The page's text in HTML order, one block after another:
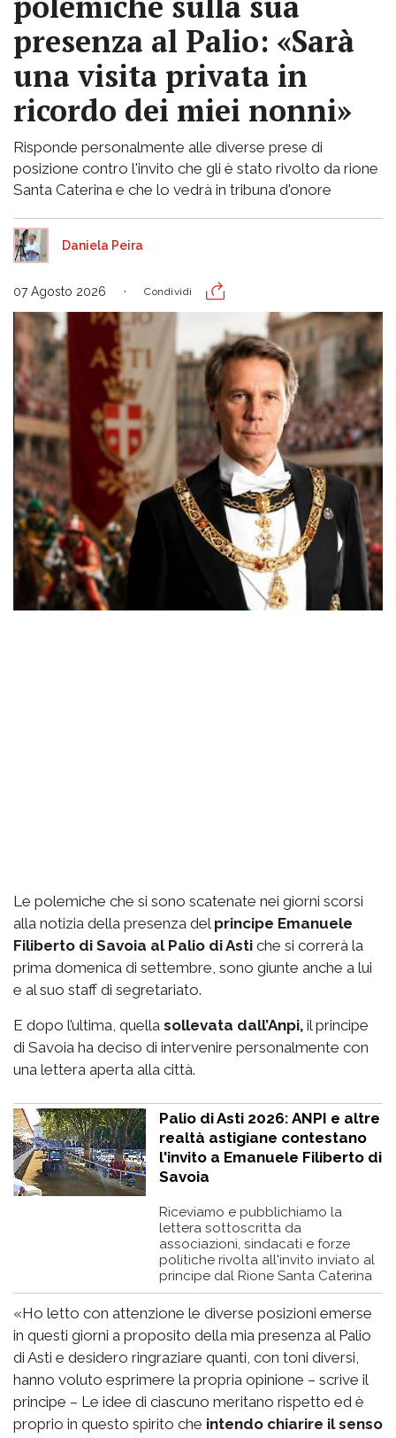
presenza al Palio: «Sarà
una visita privata in
ricordo dei miei nonni»
Risponde personalmente alle diverse prese di
posizione contro l'invito che gli è stato rivolto da rione
Santa Caterina e che lo vedrà in tribuna d'onore
Daniela Peira
07 Agosto 2026 Condividi
Le polemiche che si sono scatenate nei giorni scorsi
alla notizia della presenza del principe Emanuele
Filiberto di Savoia al Palio di Asti che si correrà la
prima domenica di settembre, sono giunte anche a lui
e al suo staff di segretariato.
E dopo l’ultima, quella sollevata dall’Anpi, il principe
di Savoia ha deciso di intervenire personalmente con
una lettera aperta alla città.
Palio di Asti 2026: ANPI e altre
realtà astigiane contestano
l'invito a Emanuele Filiberto di
Savoia
Riceviamo e pubblichiamo la
lettera sottoscritta da
associazioni, sindacati e forze
politiche rivolta all'invito inviato al
principe dal Rione Santa Caterina
«Ho letto con attenzione le diverse posizioni emerse
in questi giorni a proposito della mia presenza al Palio
di Asti e desidero ringraziare quanti, con toni diversi,
hanno voluto esprimere la propria opinione – scrive il
principe – Le idee di ciascuno meritano rispetto ed è
proprio in questo spirito che intendo chiarire il senso